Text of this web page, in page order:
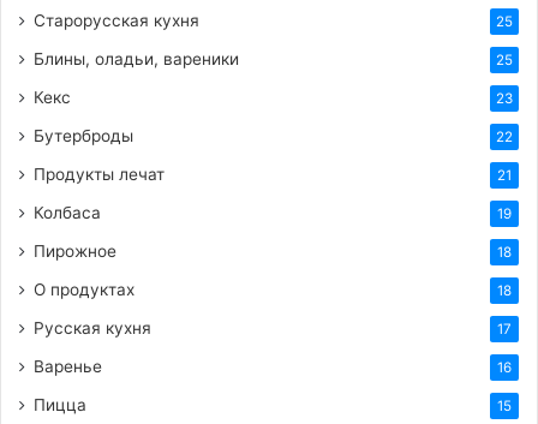
Старорусская кухня 25
Блины, оладьи, вареники 25
Кекс 23
Бутерброды 22
Продукты лечат 21
Колбаса 19
Пирожное 18
О продуктах 18
Русская кухня 17
Варенье 16
Пицца 15